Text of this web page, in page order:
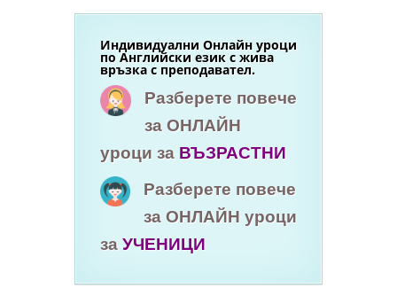
Индивидуални Онлайн уроци
по Английски език с жива
връзка с преподавател.
Разберете повече
за ОНЛАЙН
уроци за ВЪЗРАСТНИ
Разберете повече
за ОНЛАЙН уроци
за УЧЕНИЦИ